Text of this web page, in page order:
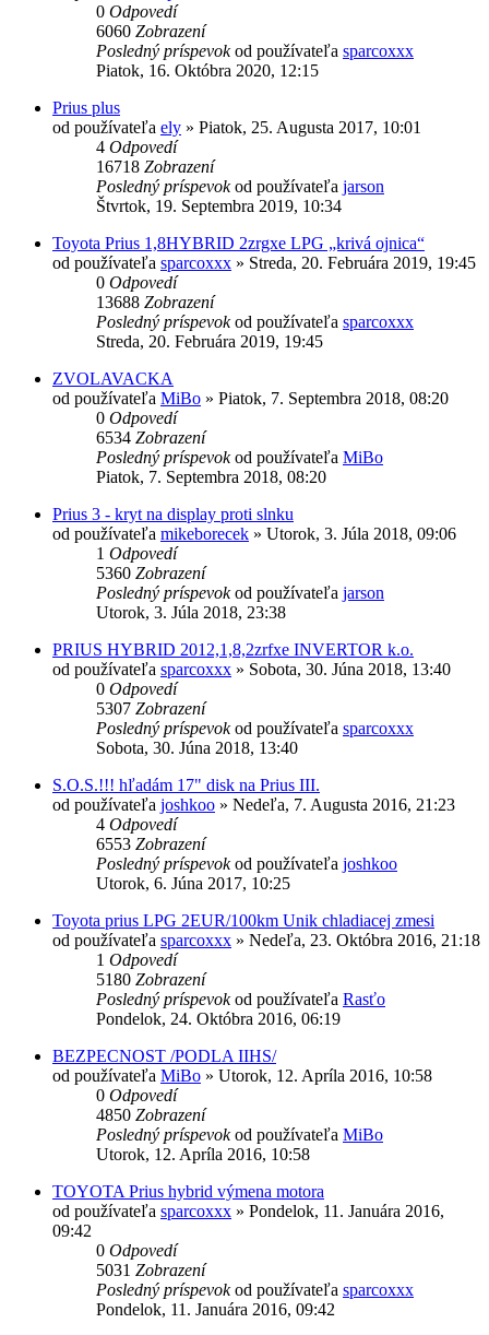
0 Odpovedí
6060 Zobrazení
Posledný príspevokod používateľa sparcoxxx
Piatok, 16. Októbra 2020, 12:15
Prius plus
od používateľa ely » Piatok, 25. Augusta 2017, 10:01
4 Odpovedí
16718 Zobrazení
Posledný príspevokod používateľa jarson
Štvrtok, 19. Septembra 2019, 10:34
Toyota Prius 1,8HYBRID 2zrgxe LPG „krivá ojnica“
od používateľa sparcoxxx » Streda, 20. Februára 2019, 19:45
0 Odpovedí
13688 Zobrazení
Posledný príspevokod používateľa sparcoxxx
Streda, 20. Februára 2019, 19:45
ZVOLAVACKA
od používateľa MiBo » Piatok, 7. Septembra 2018, 08:20
0 Odpovedí
6534 Zobrazení
Posledný príspevokod používateľa MiBo
Piatok, 7. Septembra 2018, 08:20
Prius 3 - kryt na display proti slnku
od používateľa mikeborecek » Utorok, 3. Júla 2018, 09:06
1 Odpovedí
5360 Zobrazení
Posledný príspevokod používateľa jarson
Utorok, 3. Júla 2018, 23:38
PRIUS HYBRID 2012,1,8,2zrfxe INVERTOR k.o.
od používateľa sparcoxxx » Sobota, 30. Júna 2018, 13:40
0 Odpovedí
5307 Zobrazení
Posledný príspevokod používateľa sparcoxxx
Sobota, 30. Júna 2018, 13:40
S.O.S.!!! hľadám 17" disk na Prius III.
od používateľa joshkoo » Nedeľa, 7. Augusta 2016, 21:23
4 Odpovedí
6553 Zobrazení
Posledný príspevokod používateľa joshkoo
Utorok, 6. Júna 2017, 10:25
Toyota prius LPG 2EUR/100km Unik chladiacej zmesi
od používateľa sparcoxxx » Nedeľa, 23. Októbra 2016, 21:18
1 Odpovedí
5180 Zobrazení
Posledný príspevokod používateľa Rasťo
Pondelok, 24. Októbra 2016, 06:19
BEZPECNOST /PODLA IIHS/
od používateľa MiBo » Utorok, 12. Apríla 2016, 10:58
0 Odpovedí
4850 Zobrazení
Posledný príspevokod používateľa MiBo
Utorok, 12. Apríla 2016, 10:58
TOYOTA Prius hybrid výmena motora
od používateľa sparcoxxx » Pondelok, 11. Januára 2016,
09:42
0 Odpovedí
5031 Zobrazení
Posledný príspevokod používateľa sparcoxxx
Pondelok, 11. Januára 2016, 09:42